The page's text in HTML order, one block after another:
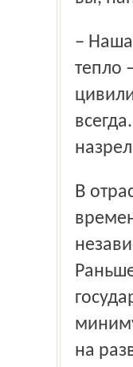
– Наша профессия – одна из самых нужных людям. Свет,
тепло
В отрасли с недавних пор начался застой, который со
на